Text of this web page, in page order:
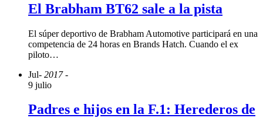
El Brabham BT62 sale a la pista
El súper deportivo de Brabham Automotive participará en una
competencia de 24 horas en Brands Hatch. Cuando el ex
piloto…
Jul- 2017 -
9 julio
Padres e hijos en la F.1: Herederos de